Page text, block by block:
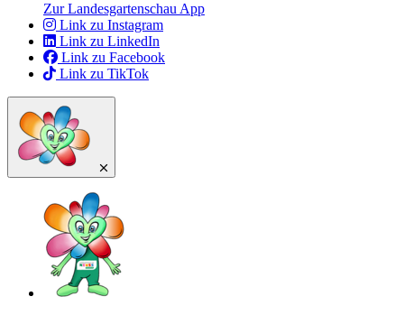
Zur Landesgartenschau App
Link zu Instagram
Link zu LinkedIn
Link zu Facebook
Link zu TikTok